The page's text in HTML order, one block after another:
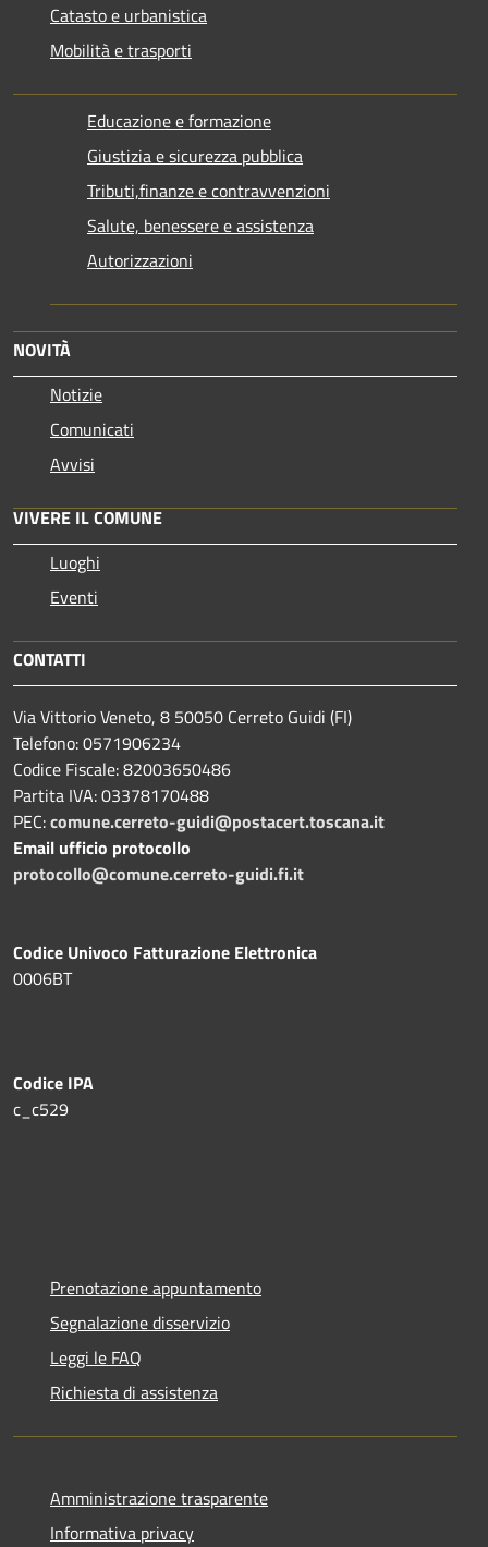
Catasto e urbanistica
Mobilità e trasporti
Educazione e formazione
Giustizia e sicurezza pubblica
Tributi,finanze e contravvenzioni
Salute, benessere e assistenza
Autorizzazioni
NOVITÀ
Notizie
Comunicati
Avvisi
VIVERE IL COMUNE
Luoghi
Eventi
CONTATTI
Via Vittorio Veneto, 8 50050 Cerreto Guidi (FI)
Telefono: 0571906234
Codice Fiscale: 82003650486
Partita IVA: 03378170488
PEC:comune.cerreto-guidi@postacert.toscana.it
Email ufficio protocollo
protocollo@comune.cerreto-guidi.fi.it
Codice Univoco Fatturazione Elettronica
0006BT
Codice IPA
c_c529
Prenotazione appuntamento
Segnalazione disservizio
Leggi le FAQ
Richiesta di assistenza
Amministrazione trasparente
Informativa privacy